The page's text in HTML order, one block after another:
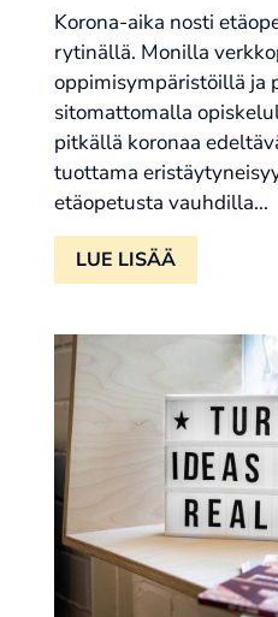
Korona-aika nosti
rytinällä. Monilla
oppimisympäristöillä ja
sitomattomalla
pitkällä koronaa
tuottama
etäopetusta vauhdilla...
LUE LISÄÄ